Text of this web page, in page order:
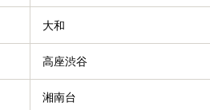
大和
高座渋谷
湘南台